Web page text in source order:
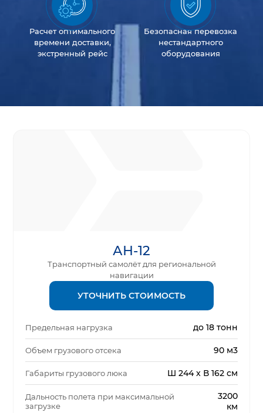
Расчет оптимального
времени доставки,
экстренный рейс
Безопасная перевозка
нестандартного
оборудования
АН-12
Транспортный самолёт для региональной
навигации
УТОЧНИТЬ СТОИМОСТЬ
Предельная нагрузка до 18 тонн
Объем грузового отсека 90 м3
Габариты грузового люка Ш 244 x В 162 см
Дальность полета при максимальной
загрузке
3200
км